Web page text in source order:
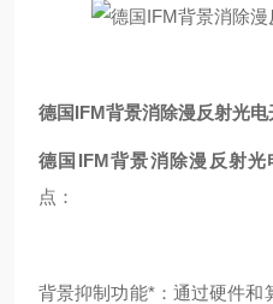
德国IFM背景消除漫反射光
德国IFM背景消除漫反射光
点：
背景抑制功能*：通过硬件和